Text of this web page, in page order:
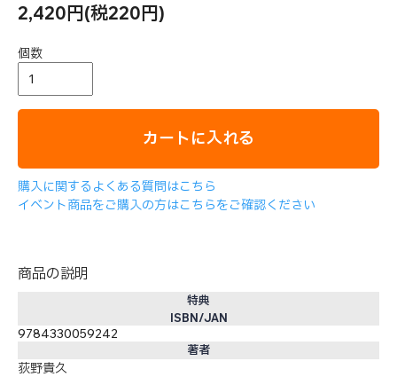
2,420円(税220円)
個数
カートに入れる
購入に関するよくある質問はこちら
イベント商品をご購入の方はこちらをご確認ください
商品の説明
特典
ISBN/JAN
9784330059242
著者
荻野貴久